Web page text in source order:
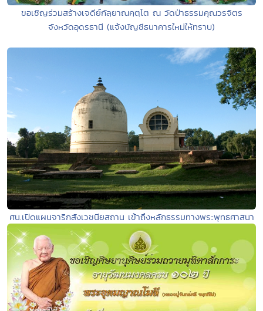
ขอเชิญร่วมสร้างเจดีย์กัลฺยาณคฺตฺโต ณ วัดป่าธรรมคุณวรจิตร
จังหวัดอุดรธานี (แจ้งบัญชีธนาคารใหม่ให้ทราบ)
ศน.เปิดแผนจาริกสังเวชนียสถาน เข้าถึงหลักธรรมทางพระพุทธศาสนา